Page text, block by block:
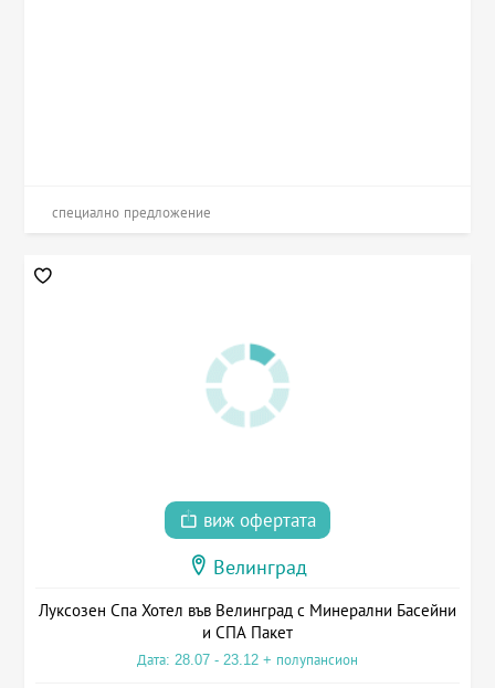
специално предложение
виж офертата
Велинград
Луксозен Спа Хотел във Велинград с Минерални Басейни
и СПА Пакет
Дата: 28.07 - 23.12 + полупансион